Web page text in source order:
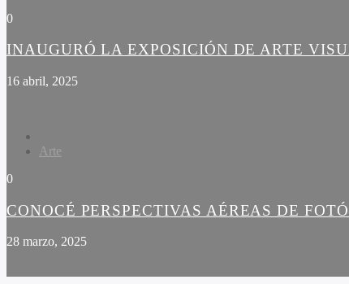
0
INAUGURÓ LA EXPOSICIÓN DE ARTE
16 abril, 2025
Arte
0
CONOCÉ PERSPECTIVAS AÉREAS DE
28 marzo, 2025